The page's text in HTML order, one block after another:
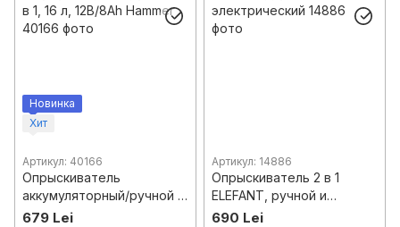
Воздуходувки и пылесосы для листьев
Коптильни Smoke
Маслопрессы
Новинка
Хит
Артикул: 40166
Опрыскиватель
аккумуляторный/ручной 2
в 1, 16 л, 12В/8Ah Hammer
679 Lei
Артикул: 14886
Опрыскиватель 2 в 1
ELEFANT, ручной и
электрический
690 Lei